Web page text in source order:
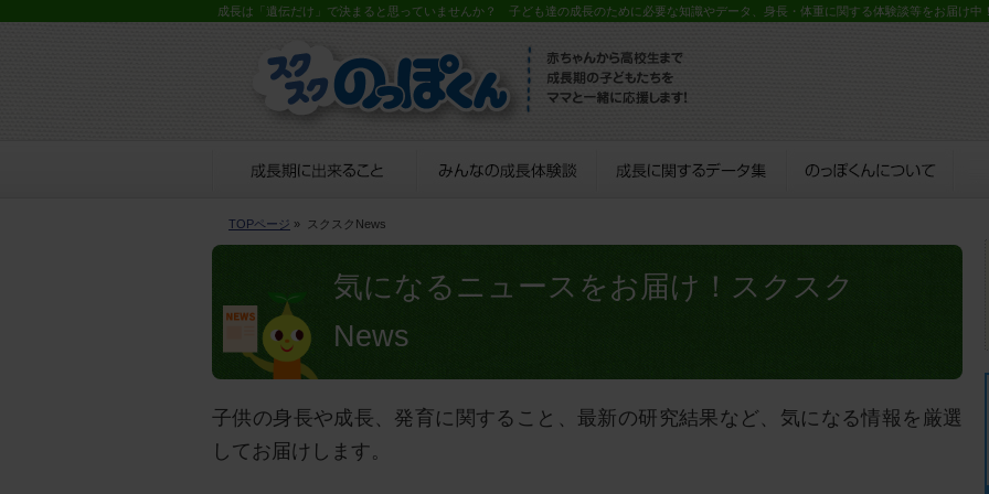
成長は「遺伝だけ」で決まると思っていませんか？ 子ども達の成長のために必要な知識やデータ、身長・体重に関する体験談等をお届け中
TOPページ » スクスクNews
気になるニュースをお届け！スクスク
News
子供の身長や成長、発育に関すること、最新の研究結果など、気になる情報を厳選
してお届けします。